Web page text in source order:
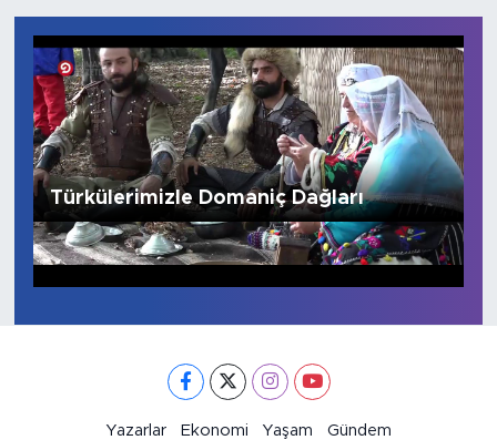
Türkülerimizle Domaniç Dağları
Yazarlar Ekonomi Yaşam Gündem